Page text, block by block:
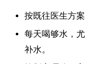
按既往医生方
每天喝够水，
补水。